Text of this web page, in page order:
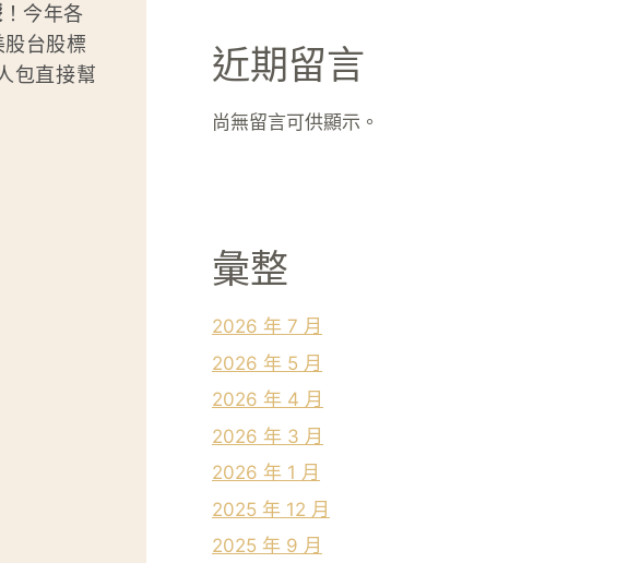
！今年各
台股標
包直接幫
近期留言
尚無留言可供顯示。
彙整
2026 年 7 月
2026 年 5 月
2026 年 4 月
2026 年 3 月
2026 年 1 月
2025 年 12 月
2025 年 9 月